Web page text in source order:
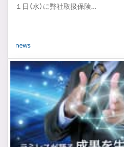
１日（水）に弊社取扱保険…
news